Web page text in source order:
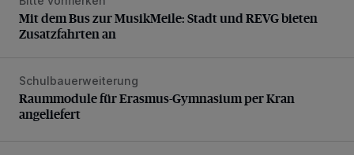
Mit dem Bus zur MusikMeile: Stadt und REVG bieten
Zusatzfahrten an
Raummodule für Erasmus-Gymnasium per Kran angeliefert
Schulbauerweiterung
Raummodule für Erasmus-Gymnasium per Kran
angeliefert